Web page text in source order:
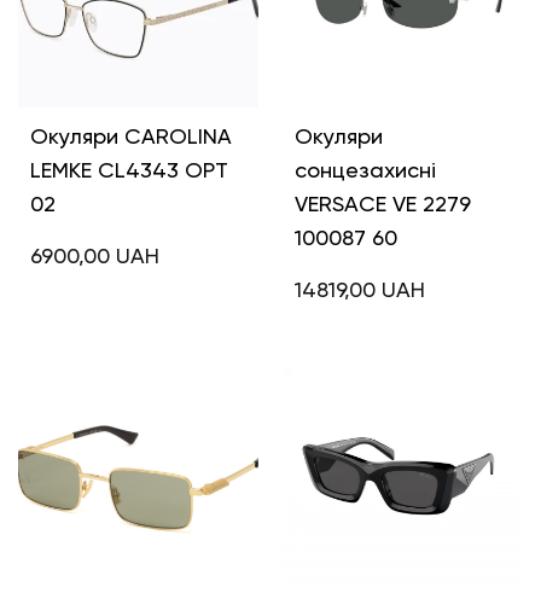
Окуляри CAROLINA
LEMKE CL4343 OPT
02
6900,00 UAH
Окуляри
сонцезахисні
VERSACE VE 2279
100087 60
14819,00 UAH